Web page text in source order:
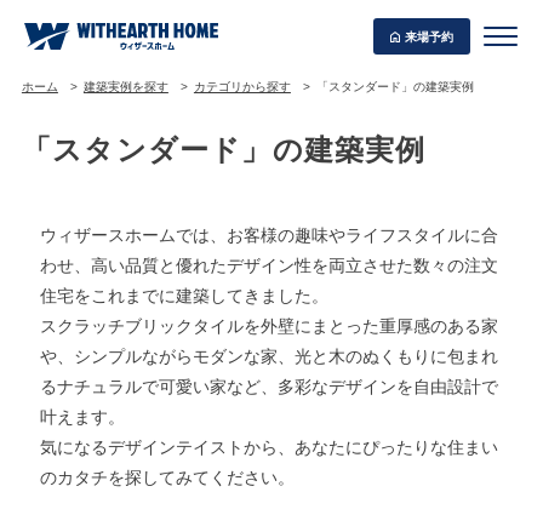
来場予約
ホーム 建築実例を探す カテゴリから探す 「スタンダード」の建築実例
「スタンダード」の建築実例
ウィザースホームでは、お客様の趣味やライフスタイルに合
わせ、高い品質と優れたデザイン性を両立させた数々の注文
住宅をこれまでに建築してきました。
スクラッチブリックタイルを外壁にまとった重厚感のある家
や、シンプルながらモダンな家、光と木のぬくもりに包まれ
るナチュラルで可愛い家など、多彩なデザインを自由設計で
叶えます。
気になるデザインテイストから、あなたにぴったりな住まい
のカタチを探してみてください。